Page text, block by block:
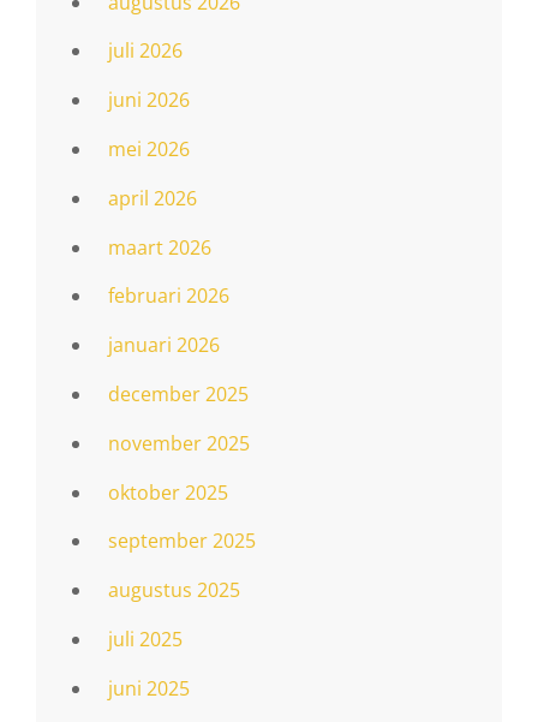
juli 2026
juni 2026
mei 2026
april 2026
maart 2026
februari 2026
januari 2026
december 2025
november 2025
oktober 2025
september 2025
augustus 2025
juli 2025
juni 2025